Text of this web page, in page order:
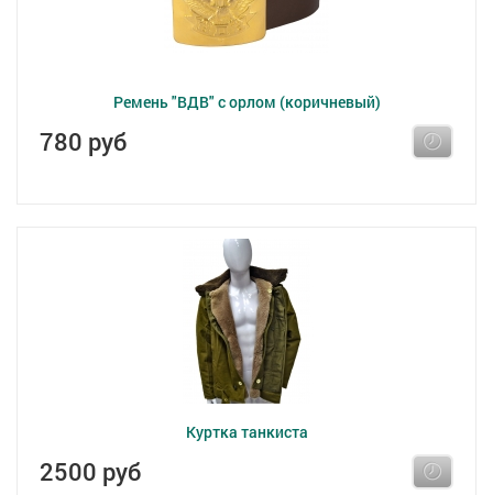
Ремень "ВДВ" с орлом (коричневый)
780 руб
Куртка танкиста
2500 руб